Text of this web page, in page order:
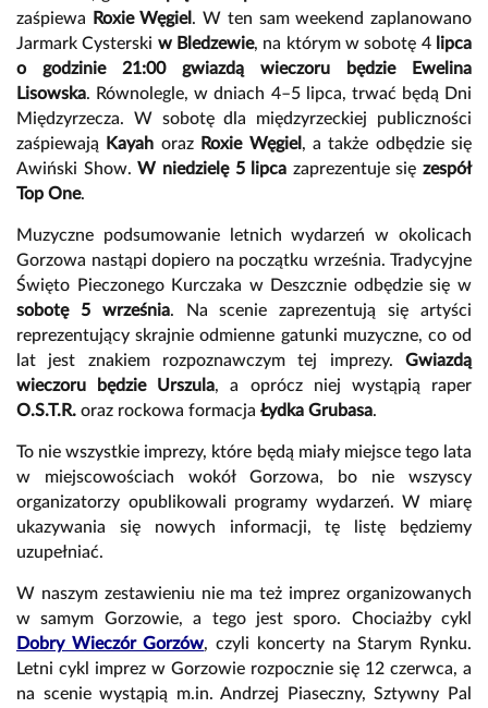
zaśpiewa
Roxie Węgiel . W ten sam weekend zaplanowano
Jarmark Cysterski w Bledzewie, na którym w sobotę 4lipca
o godzinie 21:00 gwiazdą wieczoru będzie Ewelina
Lisowska. Równolegle, w dniach 4–5 lipca, trwać będą Dni
Międzyrzecza. W sobotę dla międzyrzeckiej publiczności
zaśpiewają
Kayah oraz Roxie Węgiel , a także odbędzie się
Awiński Show.W niedzielę 5 lipca zaprezentuje się zespół
Top One.
Muzyczne podsumowanie letnich wydarzeń w okolicach
Gorzowa nastąpi dopiero na początku września. Tradycyjne
Święto Pieczonego Kurczaka w Deszcznie odbędzie się w
sobotę 5 września. Na scenie zaprezentują się artyści
reprezentujący skrajnie odmienne gatunki muzyczne, co od
lat jest znakiem rozpoznawczym tej imprezy. Gwiazdą
wieczoru będzie Urszula, a oprócz niej wystąpią raper
O.S.T.R. oraz rockowa formacja Łydka Grubasa.
To nie wszystkie imprezy, które będą miały miejsce tego lata
w miejscowościach wokół Gorzowa, bo nie wszyscy
organizatorzy opublikowali programy wydarzeń. W miarę
ukazywania się nowych informacji, tę listę będziemy
uzupełniać.
W naszym zestawieniu nie ma też imprez organizowanych
w samym Gorzowie, a tego jest sporo. Chociażby cykl
Dobry Wieczór Gorzów, czyli koncerty na Starym Rynku.
Letni cykl imprez w Gorzowie rozpocznie się 12 czerwca, a
na scenie wystąpią m.in. Andrzej Piaseczny, Sztywny Pal